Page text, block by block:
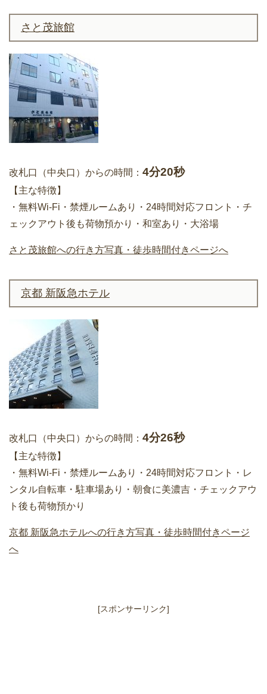
さと茂旅館
改札口（中央口）からの時間： 4分20秒
【主な特徴】
・無料Wi-Fi・禁煙ルームあり・24時間対応フロント・チ
ェックアウト後も荷物預かり・和室あり・大浴場
さと茂旅館への行き方写真・徒歩時間付きページへ
京都 新阪急ホテル
改札口（中央口）からの時間： 4分26秒
【主な特徴】
・無料Wi-Fi・禁煙ルームあり・24時間対応フロント・レ
ンタル自転車・駐車場あり・朝食に美濃吉・チェックアウ
ト後も荷物預かり
京都 新阪急ホテルへの行き方写真・徒歩時間付きページ
へ
[スポンサーリンク]